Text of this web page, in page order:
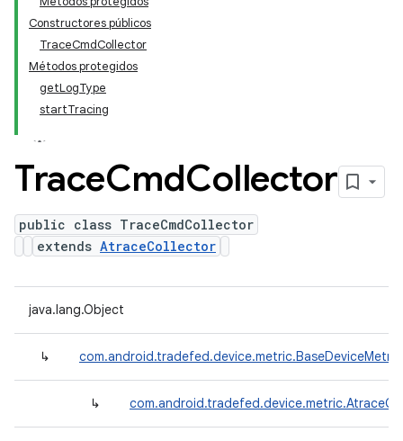
Constructores públicos
TraceCmdCollector
Métodos protegidos
getLogType
startTracing
TraceCmdCollector
public class TraceCmdCollector
extends AtraceCollector
java.lang.Object
↳
↳